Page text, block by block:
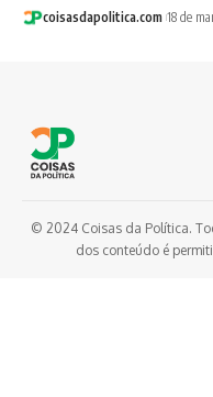
coisasdapolitica.com 18 de
© 2024 Coisas da Política.
dos conteúdo é